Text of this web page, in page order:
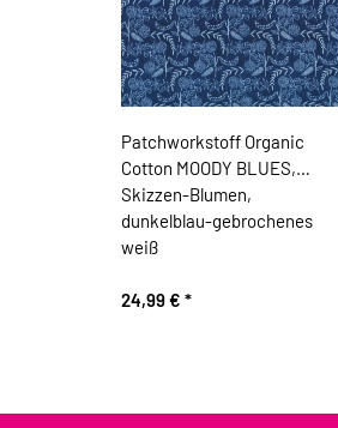
Patchworkstoff Organic
Cotton MOODY BLUES,
Skizzen-Blumen,
dunkelblau-gebrochenes
weiß
24,99 € *